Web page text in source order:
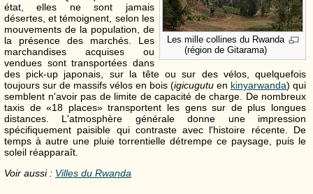
Les mille collines du Rwanda
(région de Gitarama)
état, elles ne sont jamais
désertes, et témoignent, selon les
mouvements de la population, de
la présence des marchés. Les
marchandises acquises ou
vendues sont transportées dans
des pick-up japonais, sur la tête ou sur des vélos, quelquefois
toujours sur de massifs vélos en bois (igicugutu en kinyarwanda) qui
semblent n'avoir pas de limite de capacité de charge. De nombreux
taxis de «18 places» transportent les gens sur de plus longues
distances. L'atmosphère générale donne une impression
spécifiquement paisible qui contraste avec l'histoire récente. De
temps à autre une pluie torrentielle détrempe ce paysage, puis le
soleil réapparaît.
Voir aussi : Villes du Rwanda